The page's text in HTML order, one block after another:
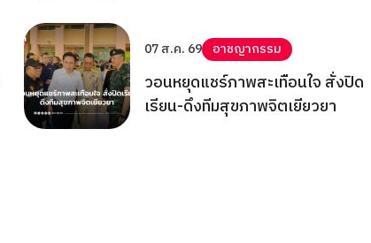
07 ส.ค. 69 อาชญากรรม
วอนหยุดแชร์ภาพสะเทือนใจ สั่งปิด
เรียน-ดึงทีมสุขภาพจิตเยียวยา